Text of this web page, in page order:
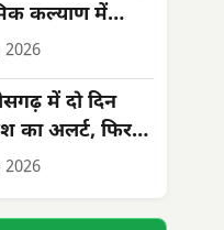
कल्याण में
उपलब्धियां
2026
में दो दिन
का अलर्ट, फिर
2026